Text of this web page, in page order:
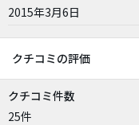
2015年3月6日
クチコミの評価
クチコミ件数
25件